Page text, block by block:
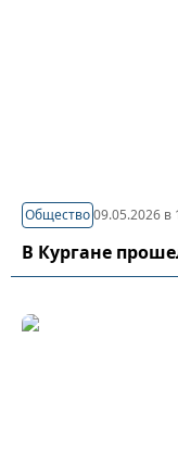
Общество09.05.2026 в
В Кургане